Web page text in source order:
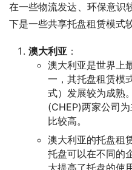
在一些物流发达、环保意识
下是一些共享托盘租赁模式
澳大利亚 ：
澳大利亚是世界上
一，其托盘租赁模
式）发展较为成熟
(CHEP)两家公司
比较高。
澳大利亚的托盘租
托盘可以在不同的
大提高了托盘的使